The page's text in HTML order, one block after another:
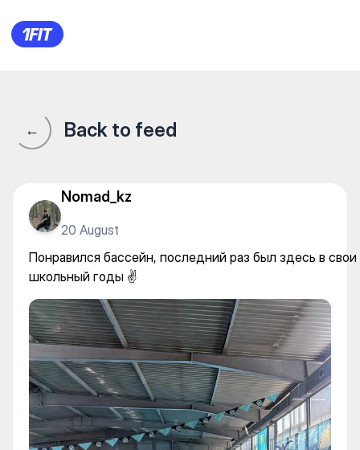
Шымыр — Individual classes
← Back to feed
Nomad_kz
20 August
Понравился бассейн, последний раз был здесь в свои
школьный годы ✌️